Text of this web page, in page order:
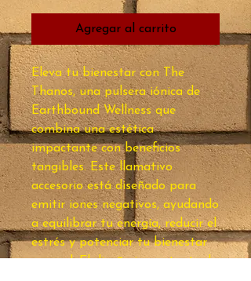
Agregar al carrito
Eleva tu bienestar con The
Thanos, una pulsera iónica de
Earthbound Wellness que
combina una estética
impactante con beneficios
tangibles. Este llamativo
accesorio está diseñado para
emitir iones negativos, ayudando
a equilibrar tu energía, reducir el
estrés y potenciar tu bienestar
general. El diseño impactante de